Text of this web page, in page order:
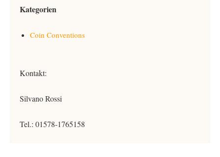
Kategorien
Coin Conventions
Kontakt:
Silvano Rossi
Tel.: 01578-1765158